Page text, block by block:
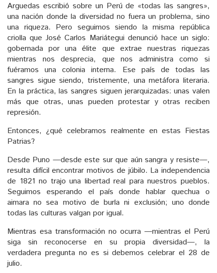
Arguedas escribió sobre un Perú de «todas las sangres»,
una nación donde la diversidad no fuera un problema, sino
una riqueza. Pero seguimos siendo la misma república
criolla que José Carlos Mariátegui denunció hace un siglo:
gobernada por una élite que extrae nuestras riquezas
mientras nos desprecia, que nos administra como si
fuéramos una colonia interna. Ese país de todas las
sangres sigue siendo, tristemente, una metáfora literaria.
En la práctica, las sangres siguen jerarquizadas: unas valen
más que otras, unas pueden protestar y otras reciben
represión.
Entonces, ¿qué celebramos realmente en estas Fiestas
Patrias?
Desde Puno —desde este sur que aún sangra y resiste—,
resulta difícil encontrar motivos de júbilo. La independencia
de 1821 no trajo una libertad real para nuestros pueblos.
Seguimos esperando el país donde hablar quechua o
aimara no sea motivo de burla ni exclusión; uno donde
todas las culturas valgan por igual.
Mientras esa transformación no ocurra —mientras el Perú
siga sin reconocerse en su propia diversidad—, la
verdadera pregunta no es si debemos celebrar el 28 de
julio.